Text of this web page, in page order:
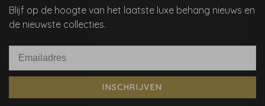
Blijf op de hoogte van het laatste luxe behang nieuws en
de nieuwste collecties.
INSCHRIJVEN